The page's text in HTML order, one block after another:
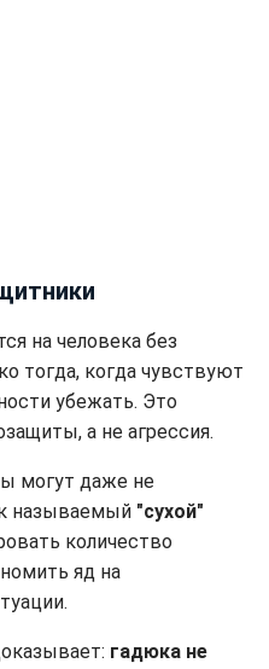
на человека без
тогда, когда чувствуют
убежать. Это
а не агрессия.
могут даже не
называемый "сухой"
количество
яд на
гадюка не